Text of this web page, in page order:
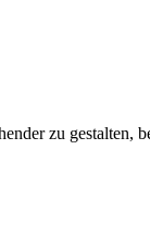
zu gestalten,